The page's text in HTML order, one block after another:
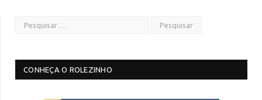
CONHEÇA O ROLEZINHO